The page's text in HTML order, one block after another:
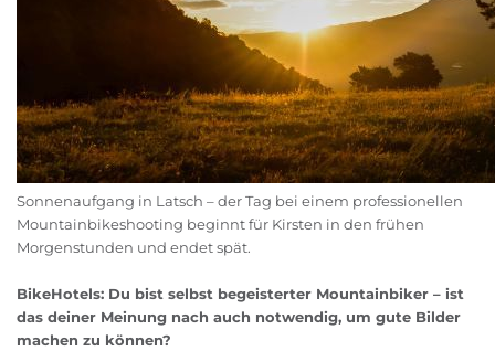
Sonnenaufgang in Latsch – der Tag bei einem professionellen
Mountainbikeshooting beginnt für Kirsten in den frühen
Morgenstunden und endet spät.
BikeHotels: Du bist selbst begeisterter Mountainbiker – ist
das deiner Meinung nach auch notwendig, um gute Bilder
machen zu können?